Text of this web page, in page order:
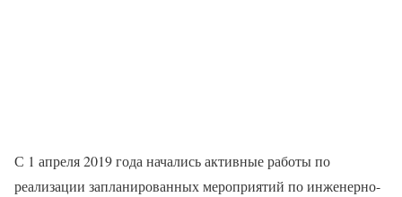
С 1 апреля 2019 года начались активные работы по
реализации запланированных мероприятий по инженерно-